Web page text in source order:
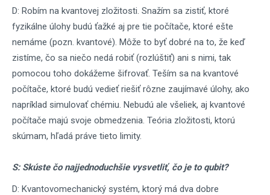
D: Robím na kvantovej zložitosti. Snažím sa zistiť, ktoré
fyzikálne úlohy budú ťažké aj pre tie počítače, ktoré ešte
nemáme (pozn. kvantové). Môže to byť dobré na to, že keď
zistíme, čo sa niečo nedá robiť (rozlúštiť) ani s nimi, tak
pomocou toho dokážeme šifrovať. Teším sa na kvantové
počítače, ktoré budú vedieť riešiť rôzne zaujímavé úlohy, ako
napríklad simulovať chémiu. Nebudú ale všeliek, aj kvantové
počítače majú svoje obmedzenia. Teória zložitosti, ktorú
skúmam, hľadá práve tieto limity.
S: Skúste čo najjednoduchšie vysvetliť, čo je to qubit?
D: Kvantovomechanický systém, ktorý má dva dobre